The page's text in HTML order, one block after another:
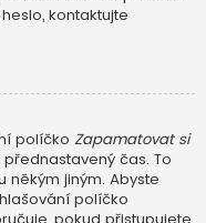
kontaktujte
políčko Zapamatovat si
čas. To
někým jiným. Abyste
políčko